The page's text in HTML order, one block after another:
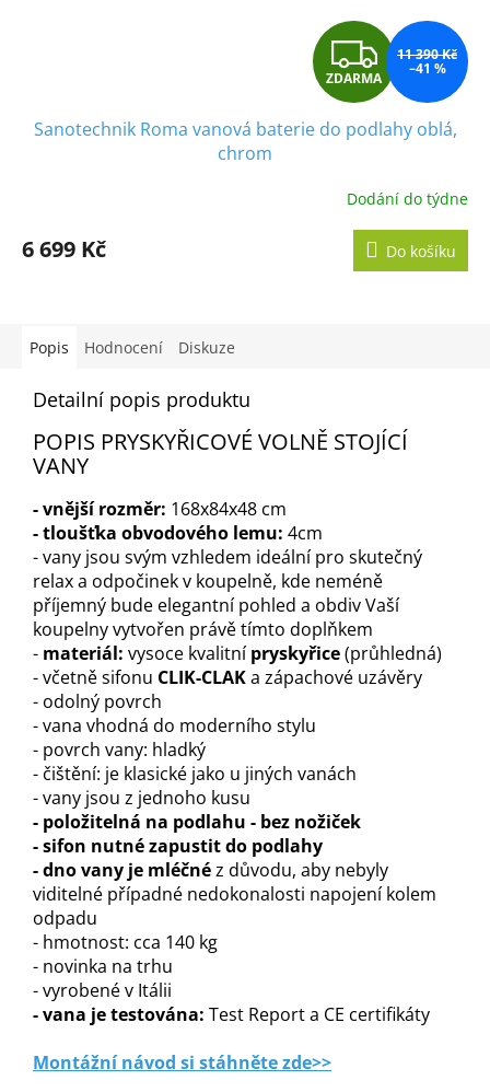
Z
D
A
R
M
A
ZDARMA
11 390 Kč
–41 %
Sanotechnik Roma vanová baterie do podlahy oblá,
chrom
Dodání do týdne
6 699 Kč Do košíku
Popis Hodnocení Diskuze
Detailní popis produktu
POPIS PRYSKYŘICOVÉ VOLNĚ STOJÍCÍ
VANY
- vnější rozměr: 168x84x48 cm
- tloušťka obvodového lemu: 4cm
- vany jsou svým vzhledem ideální pro skutečný
relax a odpočinek v koupelně, kde neméně
příjemný bude elegantní pohled a obdiv Vaší
koupelny vytvořen právě tímto doplňkem
- materiál: vysoce kvalitnípryskyřice(průhledná)
- včetně sifonu CLIK-CLAKa zápachové uzávěry
- odolný povrch
- vana vhodná do moderního stylu
- povrch vany: hladký
- čištění: je klasické jako u jiných vanách
- vany jsou z jednoho kusu
- položitelná na podlahu - bez nožiček
- sifon nutné zapustit do podlahy
- dno vany je mléčnéz důvodu, aby nebyly
viditelné případné nedokonalosti napojení kolem
odpadu
- hmotnost: cca 140 kg
- novinka na trhu
- vyrobené v Itálii
- vana je testována: Test Report a CE certifikáty
Montážní návod si stáhněte zde>>